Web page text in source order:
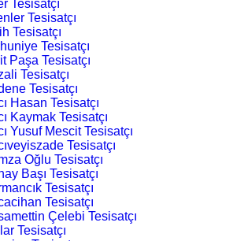
Tesisatçı
Tesisatçı
Tesisatçı
Tesisatçı
Paşa Tesisatçı
Tesisatçı
Tesisatçı
Hasan Tesisatçı
Kaymak Tesisatçı
Yusuf Mescit Tesisatçı
Tesisatçı
Oğlu Tesisatçı
Başı Tesisatçı
Tesisatçı
Tesisatçı
Çelebi Tesisatçı
Tesisatçı